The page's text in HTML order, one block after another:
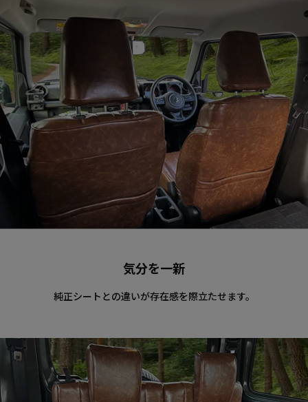
気分を一新
純正シートとの違いが存在感を際立たせます。